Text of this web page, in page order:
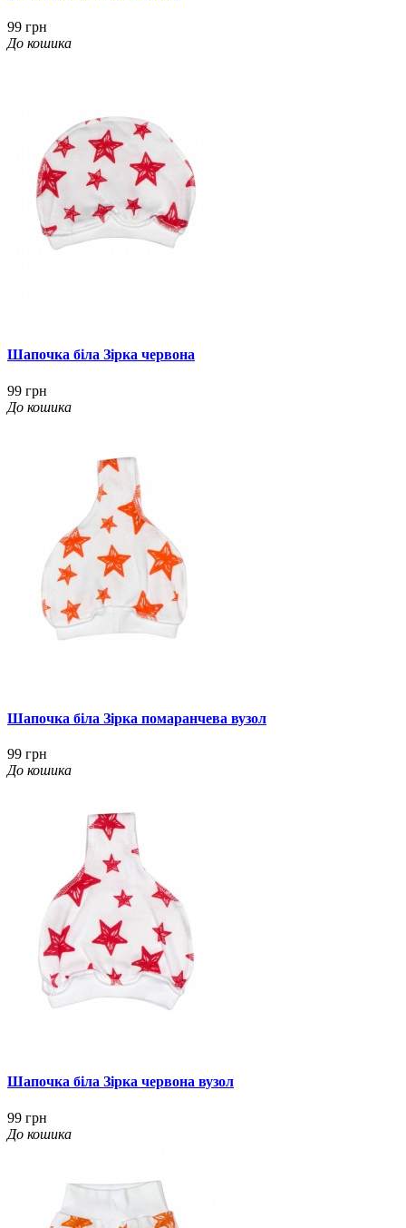
99 грн
До кошика
Шапочка біла Зірка червона
99 грн
До кошика
Шапочка біла Зірка помаранчева вузол
99 грн
До кошика
Шапочка біла Зірка червона вузол
99 грн
До кошика